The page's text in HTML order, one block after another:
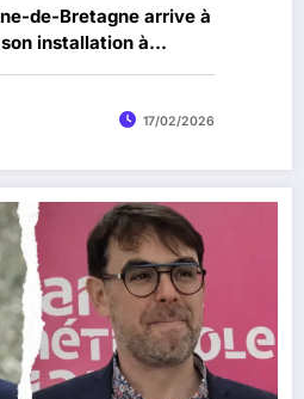
de-Bretagne arrive à
installation à
17/02/2026